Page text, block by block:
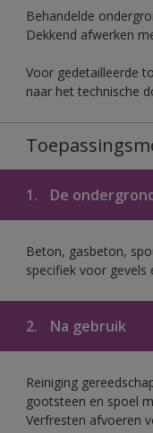
Behandelde
Dekkend afwerken
Voor gedetailleerde
naar het technische
1. De
Beton, gasbeton,
specifiek voor gevels
2. Na gebruik
Reiniging
gootsteen en spoel
Verfresten afvoeren